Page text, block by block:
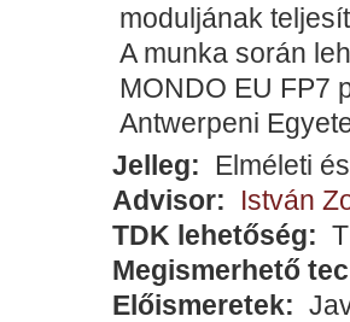
moduljának
A munka során
MONDO EU FP7
Antwerpeni
Jelleg:
Elméleti
Advisor:
István
TDK lehetőség:
Megismerhető
Előismeretek: